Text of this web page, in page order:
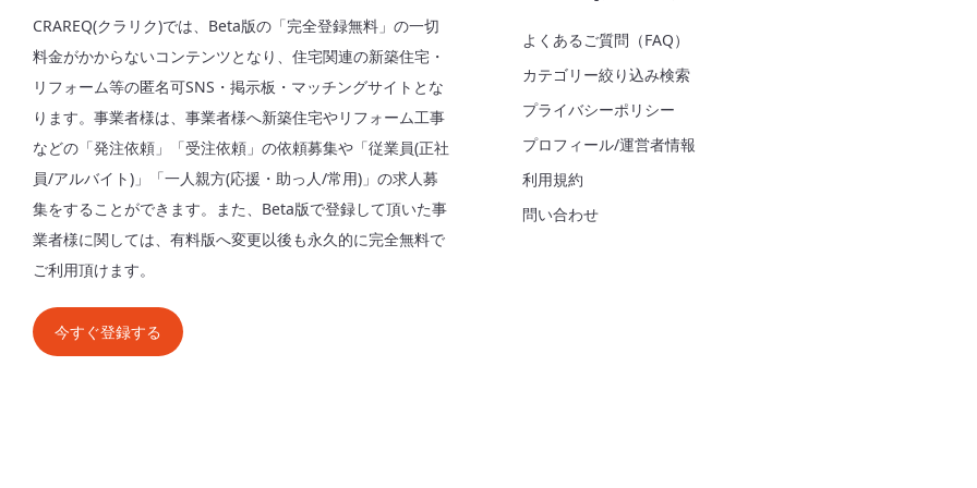
CRAREQ(クラリク)では、Beta版の「完全登録無料」の一切
料金がかからないコンテンツとなり、住宅関連の新築住宅・
リフォーム等の匿名可SNS・掲示板・マッチングサイトとな
ります。事業者様は、事業者様へ新築住宅やリフォーム工事
などの「発注依頼」「受注依頼」の依頼募集や「従業員(正社
員/アルバイト)」「一人親方(応援・助っ人/常用)」の求人募
集をすることができます。また、Beta版で登録して頂いた事
業者様に関しては、有料版へ変更以後も永久的に完全無料で
ご利用頂けます。
今すぐ登録する
よくあるご質問（FAQ）
カテゴリー絞り込み検索
プライバシーポリシー
プロフィール/運営者情報
利用規約
問い合わせ